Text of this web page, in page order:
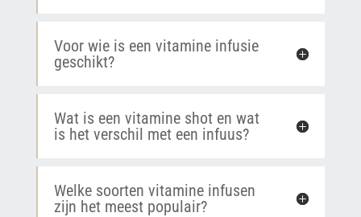
Voor wie is een vitamine infusie
geschikt?
Wat is een vitamine shot en wat
is het verschil met een infuus?
Welke soorten vitamine infusen
zijn het meest populair?